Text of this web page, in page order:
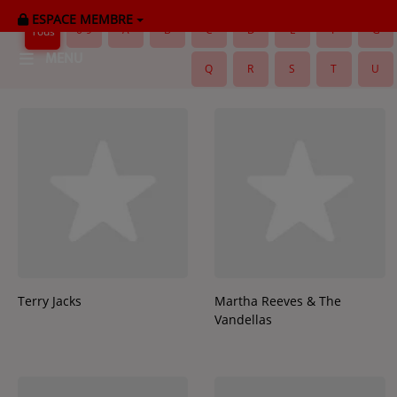
ESPACE MEMBRE
MENU
Tous 0-9 A B C D E F G
Q R S T U
Terry Jacks
Martha Reeves & The
Vandellas